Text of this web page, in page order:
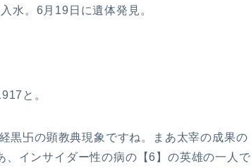
水。6月19日に遺体発見。
と。
卐の顕教典現象ですね。まあ太宰の成果の
インサイダー性の病の【6】の英雄の一人で